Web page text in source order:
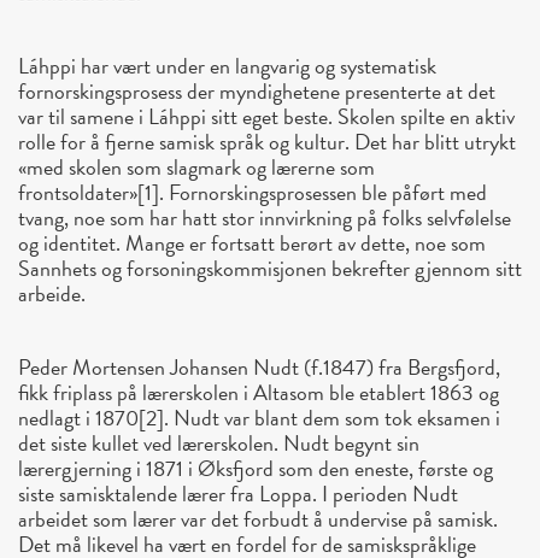
Láhppi har vært under en langvarig og systematisk
fornorskingsprosess der myndighetene presenterte at det
var til samene i Láhppi sitt eget beste. Skolen spilte en aktiv
rolle for å fjerne samisk språk og kultur. Det har blitt utrykt
«med skolen som slagmark og lærerne som
frontsoldater»[1]. Fornorskingsprosessen ble påført med
tvang, noe som har hatt stor innvirkning på folks selvfølelse
og identitet. Mange er fortsatt berørt av dette, noe som
Sannhets og forsoningskommisjonen bekrefter gjennom sitt
arbeide.
Peder Mortensen Johansen Nudt (f.1847) fra Bergsfjord,
fikk friplass på lærerskolen i Altasom ble etablert 1863 og
nedlagt i 1870[2]. Nudt var blant dem som tok eksamen i
det siste kullet ved lærerskolen. Nudt begynt sin
lærergjerning i 1871 i Øksfjord som den eneste, første og
siste samisktalende lærer fra Loppa. I perioden Nudt
arbeidet som lærer var det forbudt å undervise på samisk.
Det må likevel ha vært en fordel for de samiskspråklige